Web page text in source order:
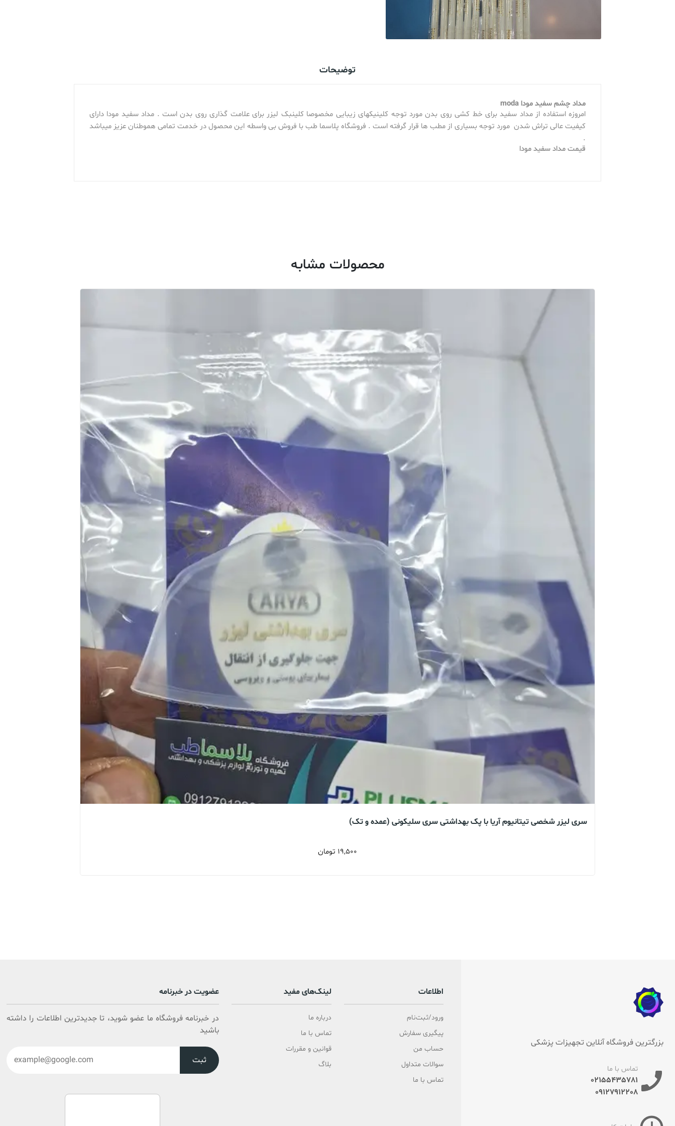
توضیحات
مداد چشم سفید مودا moda
امروزه استفاده از مداد سفید برای خط کشی روی بدن مورد توجه کلینیکهای زیبایی مخصوصا کلینبک لیزر برای علامت گذاری روی بدن است . مداد سفید مودا دارای
کیفیت عالی تراش شدن مورد توجه بسیاری از مطب ها قرار گرفته است . فروشگاه پلاسما طب با فروش بی واسطه این محصول در خدمت تمامی هموطنان عزیز میباشد
.
قیمت مداد سفید مودا
محصولات مشابه
سری لیزر شخصی تیتانیوم آریا با پک بهداشتی سری سلیکونی (عمده و تک)
19,500 تومان
بزرگترین فروشگاه آنلاین تجهیزات پزشکی
تماس با ما
02155435781
09127912208
اطلاعات
ورود/ثبت‌نام
پیگیری سفارش
حساب من
سوالات متداول
تماس با ما
لینک‌های مفید
درباره ما
تماس با ما
قوانین و مقررات
بلاگ
عضویت در خبرنامه
در خبرنامه فروشگاه ما عضو شوید، تا جدیدترین اطلاعات را داشته
باشید
ثبت